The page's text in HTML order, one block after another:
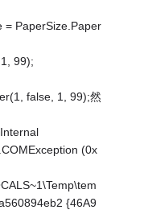
= PaperSize.Paper
99);
false, 1, 99);然
(0x
{46A9